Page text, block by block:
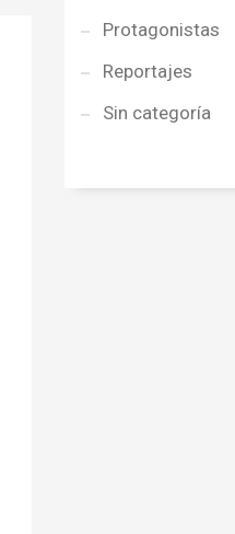
Protagonistas
Reportajes
Sin categoría